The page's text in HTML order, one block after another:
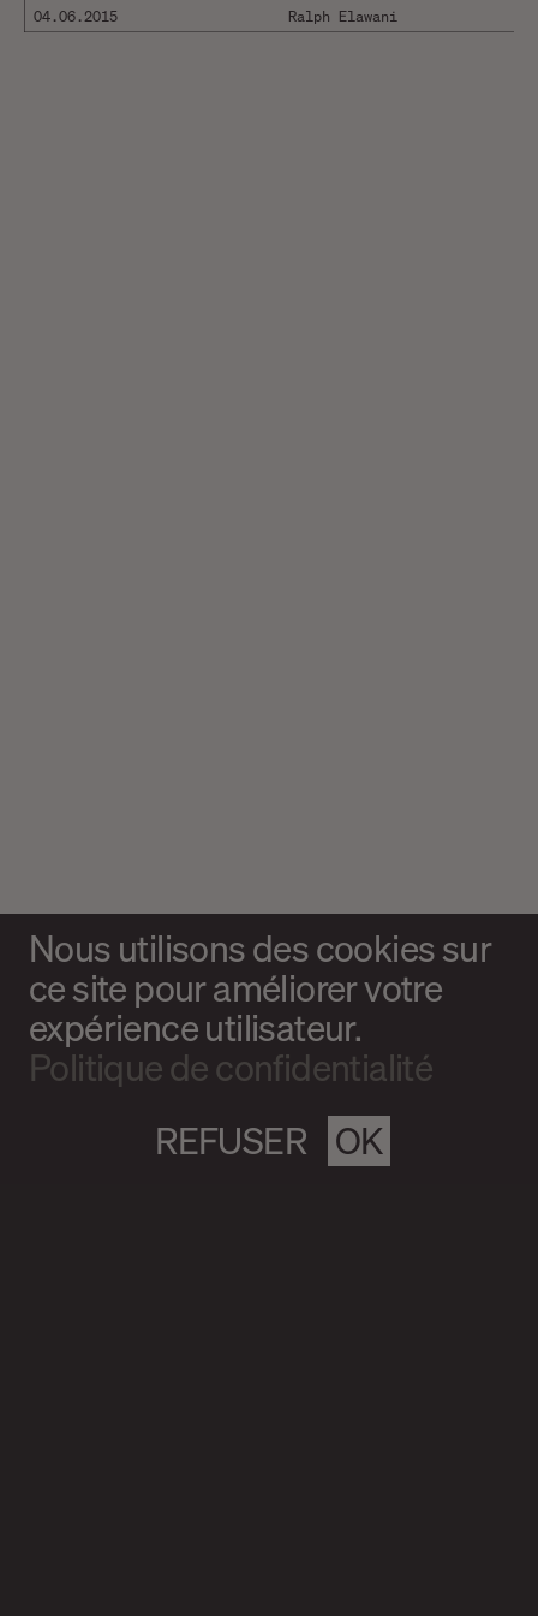
04.06.2015 Ralph Elawani
Nous utilisons des cookies sur
ce site pour améliorer votre
expérience utilisateur.
Politique de confidentialité
OK
REFUSER